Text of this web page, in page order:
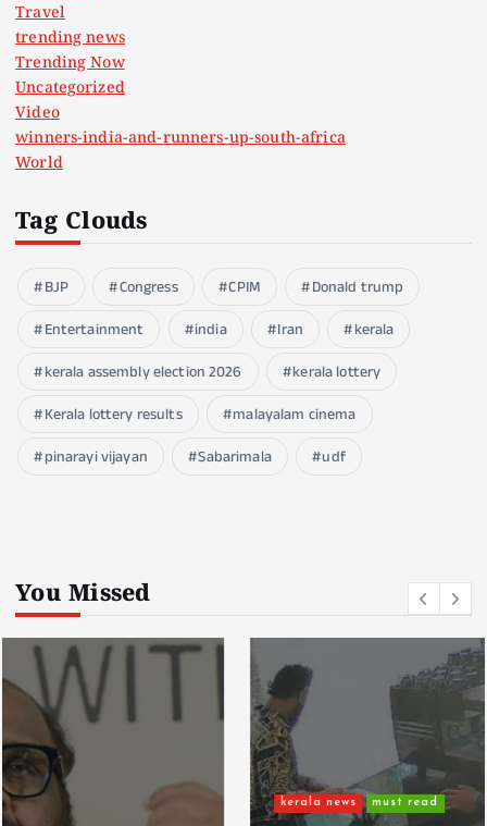
Travel
trending news
Trending Now
Uncategorized
Video
winners-india-and-runners-up-south-africa
World
Tag Clouds
BJP Congress CPIM
Donald trump
Entertainment
india Iran
kerala
kerala assembly election 2026
kerala lottery
Kerala lottery results
malayalam cinema
pinarayi vijayan
Sabarimala udf
You Missed
kerala news